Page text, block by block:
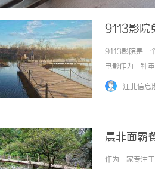
9113影院
9113影院是一
电影作为一种
便捷、免费的
江北信息
晨菲面霸
作为一家专注